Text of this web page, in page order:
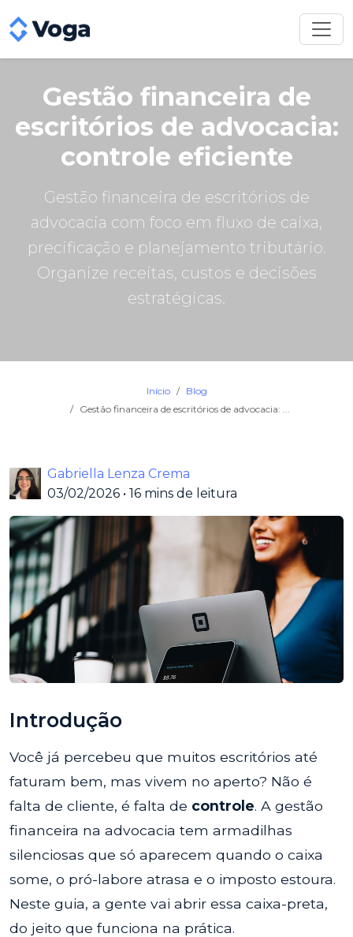
Gestão financeira de
escritórios de advocacia:
controle eficiente
Gestão financeira de escritórios de
advocacia com foco em fluxo de caixa,
precificação e planejamento tributário.
Organize receitas, custos e decisões
estratégicas.
Início
Blog
Gestão financeira de escritórios de advocacia: ...
Gabriella Lenza Crema
03/02/2026 • 16 mins de leitura
Introdução
Você já percebeu que muitos escritórios até
faturam bem, mas vivem no aperto? Não é
falta de cliente, é falta de controle. A gestão
financeira na advocacia tem armadilhas
silenciosas que só aparecem quando o caixa
some, o pró-labore atrasa e o imposto estoura.
Neste guia, a gente vai abrir essa caixa-preta,
do jeito que funciona na prática.